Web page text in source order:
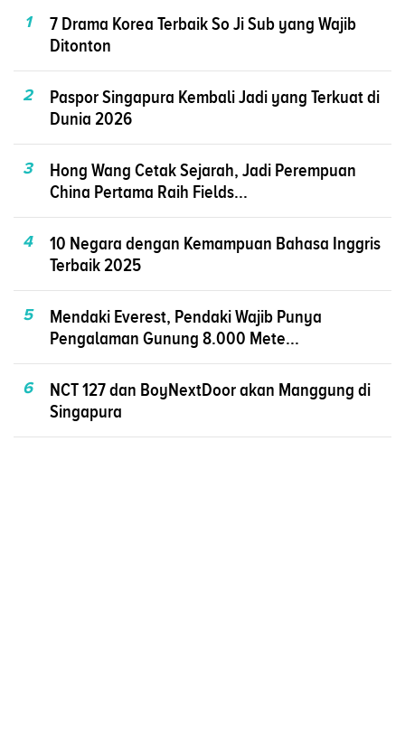
1
7 Drama Korea Terbaik So Ji Sub yang Wajib
Ditonton
2
Paspor Singapura Kembali Jadi yang Terkuat di
Dunia 2026
3
Hong Wang Cetak Sejarah, Jadi Perempuan
China Pertama Raih Fields...
4
10 Negara dengan Kemampuan Bahasa Inggris
Terbaik 2025
5
Mendaki Everest, Pendaki Wajib Punya
Pengalaman Gunung 8.000 Mete...
6
NCT 127 dan BoyNextDoor akan Manggung di
Singapura